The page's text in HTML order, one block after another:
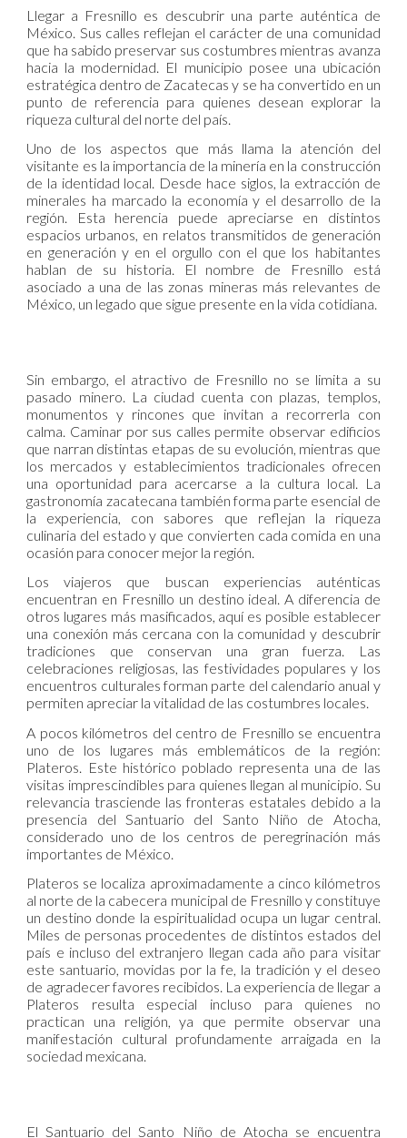
Llegar a Fresnillo es descubrir una parte auténtica de
México. Sus calles reflejan el carácter de una comunidad
que ha sabido preservar sus costumbres mientras avanza
hacia la modernidad. El municipio posee una ubicación
estratégica dentro de Zacatecas y se ha convertido en un
punto de referencia para quienes desean explorar la
riqueza cultural del norte del país.
Uno de los aspectos que más llama la atención del
visitante es la importancia de la minería en la construcción
de la identidad local. Desde hace siglos, la extracción de
minerales ha marcado la economía y el desarrollo de la
región. Esta herencia puede apreciarse en distintos
espacios urbanos, en relatos transmitidos de generación
en generación y en el orgullo con el que los habitantes
hablan de su historia. El nombre de Fresnillo está
asociado a una de las zonas mineras más relevantes de
México, un legado que sigue presente en la vida cotidiana.
Sin embargo, el atractivo de Fresnillo no se limita a su
pasado minero. La ciudad cuenta con plazas, templos,
monumentos y rincones que invitan a recorrerla con
calma. Caminar por sus calles permite observar edificios
que narran distintas etapas de su evolución, mientras que
los mercados y establecimientos tradicionales ofrecen
una oportunidad para acercarse a la cultura local. La
gastronomía zacatecana también forma parte esencial de
la experiencia, con sabores que reflejan la riqueza
culinaria del estado y que convierten cada comida en una
ocasión para conocer mejor la región.
Los viajeros que buscan experiencias auténticas
encuentran en Fresnillo un destino ideal. A diferencia de
otros lugares más masificados, aquí es posible establecer
una conexión más cercana con la comunidad y descubrir
tradiciones que conservan una gran fuerza. Las
celebraciones religiosas, las festividades populares y los
encuentros culturales forman parte del calendario anual y
permiten apreciar la vitalidad de las costumbres locales.
A pocos kilómetros del centro de Fresnillo se encuentra
uno de los lugares más emblemáticos de la región:
Plateros. Este histórico poblado representa una de las
visitas imprescindibles para quienes llegan al municipio. Su
relevancia trasciende las fronteras estatales debido a la
presencia del Santuario del Santo Niño de Atocha,
considerado uno de los centros de peregrinación más
importantes de México.
Plateros se localiza aproximadamente a cinco kilómetros
al norte de la cabecera municipal de Fresnillo y constituye
un destino donde la espiritualidad ocupa un lugar central.
Miles de personas procedentes de distintos estados del
país e incluso del extranjero llegan cada año para visitar
este santuario, movidas por la fe, la tradición y el deseo
de agradecer favores recibidos. La experiencia de llegar a
Plateros resulta especial incluso para quienes no
practican una religión, ya que permite observar una
manifestación cultural profundamente arraigada en la
sociedad mexicana.
El Santuario del Santo Niño de Atocha se encuentra